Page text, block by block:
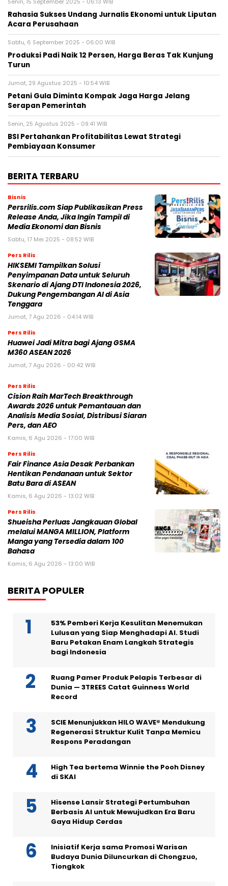
Rahasia Sukses Undang Jurnalis Ekonomi untuk Liputan
Acara Perusahaan
Sabtu, 6 September 2025 - 06:00 WIB
Produksi Padi Naik 12 Persen, Harga Beras Tak Kunjung
Turun
Jumat, 29 Agustus 2025 - 10:54 WIB
Petani Gula Diminta Kompak Jaga Harga Jelang
Serapan Pemerintah
Senin, 25 Agustus 2025 - 09:41 WIB
BSI Pertahankan Profitabilitas Lewat Strategi
Pembiayaan Konsumer
BERITA TERBARU
Bisnis
Persrilis.com Siap Publikasikan Press
Release Anda, Jika Ingin Tampil di
Media Ekonomi dan Bisnis
Sabtu, 17 Mei 2025 - 08:52 WIB
Pers Rilis
HIKSEMI Tampilkan Solusi
Penyimpanan Data untuk Seluruh
Skenario di Ajang DTI Indonesia 2026,
Dukung Pengembangan AI di Asia
Tenggara
Jumat, 7 Agu 2026 - 04:14 WIB
Pers Rilis
Huawei Jadi Mitra bagi Ajang GSMA
M360 ASEAN 2026
Jumat, 7 Agu 2026 - 00:42 WIB
Pers Rilis
Cision Raih MarTech Breakthrough
Awards 2026 untuk Pemantauan dan
Analisis Media Sosial, Distribusi Siaran
Pers, dan AEO
Kamis, 6 Agu 2026 - 17:00 WIB
Pers Rilis
Fair Finance Asia Desak Perbankan
Hentikan Pendanaan untuk Sektor
Batu Bara di ASEAN
Kamis, 6 Agu 2026 - 13:02 WIB
Pers Rilis
Shueisha Perluas Jangkauan Global
melalui MANGA MILLION, Platform
Manga yang Tersedia dalam 100
Bahasa
Kamis, 6 Agu 2026 - 13:00 WIB
BERITA POPULER
53% Pemberi Kerja Kesulitan Menemukan
Lulusan yang Siap Menghadapi AI. Studi
Baru Petakan Enam Langkah Strategis
bagi Indonesia
Ruang Pamer Produk Pelapis Terbesar di
Dunia — 3TREES Catat Guinness World
Record
SCIE Menunjukkan HILO WAVE® Mendukung
Regenerasi Struktur Kulit Tanpa Memicu
Respons Peradangan
High Tea bertema Winnie the Pooh Disney
di SKAI
Hisense Lansir Strategi Pertumbuhan
Berbasis AI untuk Mewujudkan Era Baru
Gaya Hidup Cerdas
Inisiatif Kerja sama Promosi Warisan
Budaya Dunia Diluncurkan di Chongzuo,
Tiongkok